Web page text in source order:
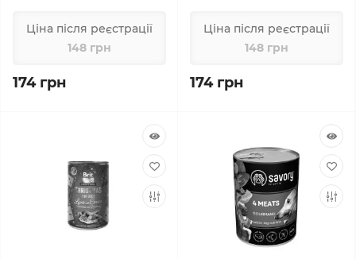
Ціна після реєстрації
148 грн
174 грн
Ціна після реєстрації
148 грн
174 грн